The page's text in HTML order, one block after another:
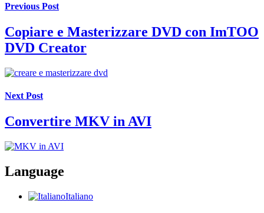
Previous Post
Copiare e Masterizzare DVD con ImTOO
DVD Creator
Next Post
Convertire MKV in AVI
Language
Italiano